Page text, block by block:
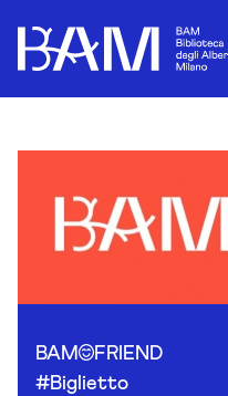
BAM
FRIEND
#Biglietto